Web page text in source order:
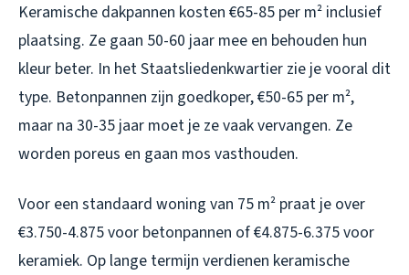
Keramische dakpannen kosten €65-85 per m² inclusief
plaatsing. Ze gaan 50-60 jaar mee en behouden hun
kleur beter. In het Staatsliedenkwartier zie je vooral dit
type. Betonpannen zijn goedkoper, €50-65 per m²,
maar na 30-35 jaar moet je ze vaak vervangen. Ze
worden poreus en gaan mos vasthouden.
Voor een standaard woning van 75 m² praat je over
€3.750-4.875 voor betonpannen of €4.875-6.375 voor
keramiek. Op lange termijn verdienen keramische